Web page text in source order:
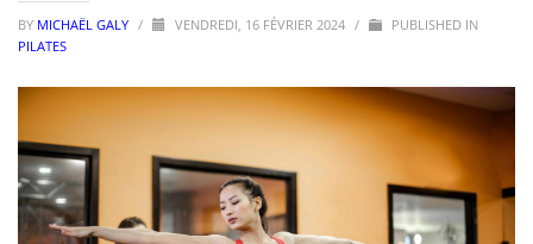
BY MICHAËL GALY / VENDREDI, 16 FÉVRIER 2024 /
PUBLISHED IN
PILATES